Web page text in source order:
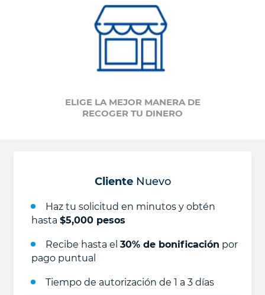
ELIGE LA MEJOR MANERA DE
RECOGER TU DINERO
ClienteNuevo
Haz tu solicitud en minutos y obtén
hasta $5,000 pesos
Recibe hasta el 30% de bonificación por
pago puntual
Tiempo de autorización de 1 a 3 días